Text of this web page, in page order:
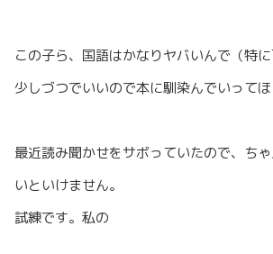
この子ら、国語はかなりヤバいんで（特に
少しづつでいいので本に馴染んでいってほ
最近読み聞かせをサボっていたので、ち
いといけません。
試練です。私の